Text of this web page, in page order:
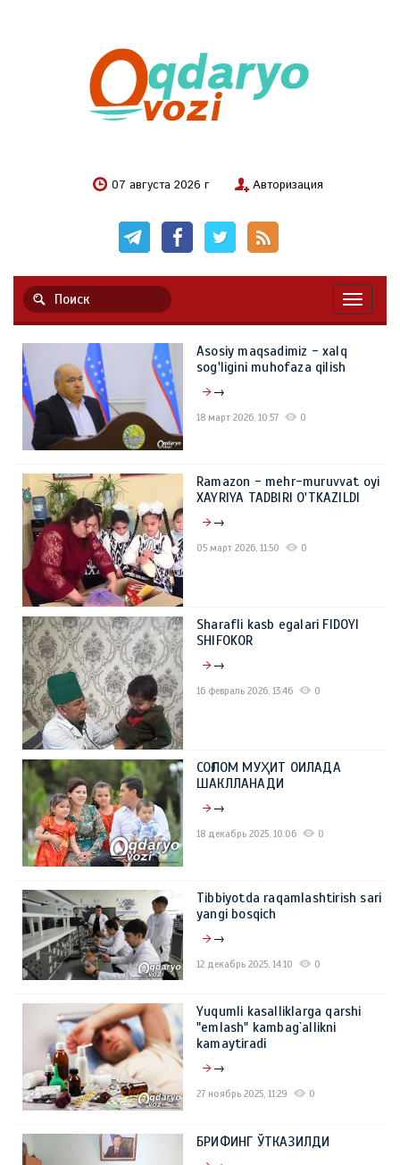
07 августа 2026 г Авторизация
Asosiy maqsadimiz - xalq
sog'ligini muhofaza qilish
→
18 март 2026, 10:57 0
Ramazon - mehr-muruvvat oyi
XAYRIYA TADBIRI O'TKAZILDI
→
05 март 2026, 11:50 0
Sharafli kasb egalari FIDOYI
SHIFOKOR
→
16 февраль 2026, 13:46 0
СОҒЛОМ МУҲИТ ОИЛАДА
ШАКЛЛАНАДИ
→
18 декабрь 2025, 10:06 0
Tibbiyotda raqamlashtirish sari
yangi bosqich
→
12 декабрь 2025, 14:10 0
Yuqumli kasalliklarga qarshi
"emlash" kambag`allikni
kamaytiradi
→
27 ноябрь 2025, 11:29 0
БРИФИНГ ЎТКАЗИЛДИ